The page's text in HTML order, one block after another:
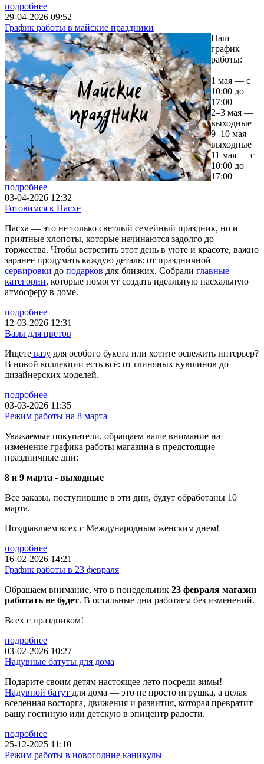
подробнее
29-04-2026 09:52
График работы в майские праздники
Наш
график
работы:
1 мая — с
10:00 до
17:00
2–3 мая —
выходные
9–10 мая —
выходные
11 мая — с
10:00 до
17:00
подробнее
03-04-2026 12:32
Готовимся к Пасхе
Пасха — это не только светлый семейный праздник, но и
приятные хлопоты, которые начинаются задолго до
торжества. Чтобы встретить этот день в уюте и красоте, важно
заранее продумать каждую деталь: от праздничной
сервировки до подарков для близких. Собрали главные
категории, которые помогут создать идеальную пасхальную
атмосферу в доме.
подробнее
12-03-2026 12:31
Вазы для цветов
Ищете вазу для особого букета или хотите освежить интерьер?
В новой коллекции есть всё: от глиняных кувшинов до
дизайнерских моделей.
подробнее
03-03-2026 11:35
Режим работы на 8 марта
Уважаемые покупатели, обращаем ваше внимание на
изменение графика работы магазина в предстоящие
праздничные дни:
8 и 9 марта - выходные
Все заказы, поступившие в эти дни, будут обработаны 10
марта.
Поздравляем всех с Международным женским днем!
подробнее
16-02-2026 14:21
График работы в 23 февраля
Обращаем внимание, что в понедельник 23 февраля магазин
работать не будет. В остальные дни работаем без изменений.
Всех с праздником!
подробнее
03-02-2026 10:27
Надувные батуты для дома
Подарите своим детям настоящее лето посреди зимы!
Надувной батут для дома — это не просто игрушка, а целая
вселенная восторга, движения и развития, которая превратит
вашу гостиную или детскую в эпицентр радости.
подробнее
25-12-2025 11:10
Режим работы в новогодние каникулы